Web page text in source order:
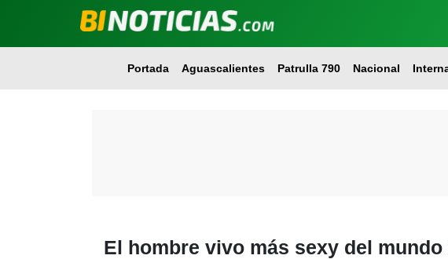
Portada Aguascalientes Patrulla 790 Nacional
El hombre vivo más sexy del mundo